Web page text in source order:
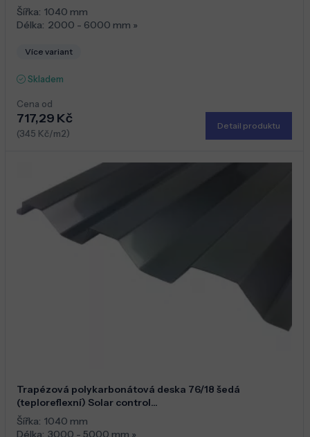
Šířka: 1040 mm
Délka: 2000 - 6000 mm »
Více variant
Skladem
Cena od
717,29 Kč
(345 Kč/m2)
Detail produktu
Trapézová polykarbonátová deska 76/18 šedá
(teploreflexní) Solar control...
Šířka: 1040 mm
Délka: 3000 - 5000 mm »